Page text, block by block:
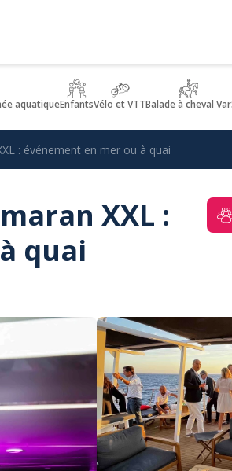
aquatiqueEnfantsVélo et VTTBalade à cheval Var
: événement en mer ou à quai
XXL :
quai